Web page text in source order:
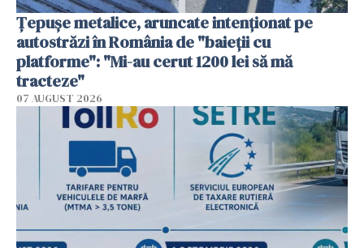
Țepușe metalice, aruncate intenționat pe
autostrăzi în România de "baieții cu
platforme": "Mi-au cerut 1200 lei să mă
tracteze"
07 AUGUST 2026